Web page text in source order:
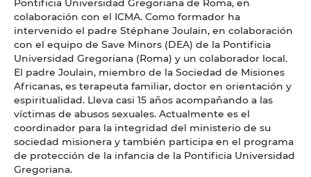
colaboración con el ICMA. Como formador ha
intervenido el padre Stéphane Joulain, en colaboración
con el equipo de Save Minors (DEA) de la Pontificia
Universidad Gregoriana (Roma) y un colaborador local.
El padre Joulain, miembro de la Sociedad de Misiones
Africanas, es terapeuta familiar, doctor en orientación y
espiritualidad. Lleva casi 15 años acompañando a las
víctimas de abusos sexuales. Actualmente es el
coordinador para la integridad del ministerio de su
sociedad misionera y también participa en el programa
de protección de la infancia de la Pontificia Universidad
Gregoriana.